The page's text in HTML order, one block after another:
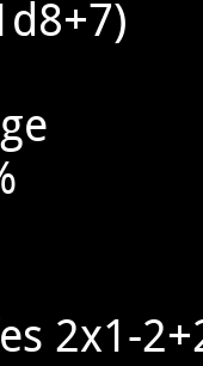
2x1-